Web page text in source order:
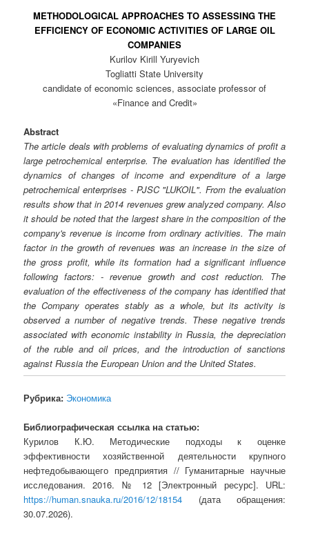
METHODOLOGICAL APPROACHES TO ASSESSING THE
EFFICIENCY OF ECONOMIC ACTIVITIES OF LARGE OIL
COMPANIES
Kurilov Kirill Yuryevich
Togliatti State University
candidate of economic sciences, associate professor of
«Finance and Credit»
Abstract
The article deals with problems of evaluating dynamics of profit a
large petrochemical enterprise. The evaluation has identified the
dynamics of changes of income and expenditure of a large
petrochemical enterprises - PJSC "LUKOIL". From the evaluation
results show that in 2014 revenues grew analyzed company. Also
it should be noted that the largest share in the composition of the
company's revenue is income from ordinary activities. The main
factor in the growth of revenues was an increase in the size of
the gross profit, while its formation had a significant influence
following factors: - revenue growth and cost reduction. The
evaluation of the effectiveness of the company has identified that
the Company operates stably as a whole, but its activity is
observed a number of negative trends. These negative trends
associated with economic instability in Russia, the depreciation
of the ruble and oil prices, and the introduction of sanctions
against Russia the European Union and the United States.
Рубрика: Экономика
Библиографическая ссылка на статью:
Курилов К.Ю. Методические подходы к оценке
эффективности хозяйственной деятельности крупного
нефтедобывающего предприятия // Гуманитарные научные
исследования. 2016. № 12 [Электронный ресурс]. URL:
https://human.snauka.ru/2016/12/18154 (дата обращения:
30.07.2026).